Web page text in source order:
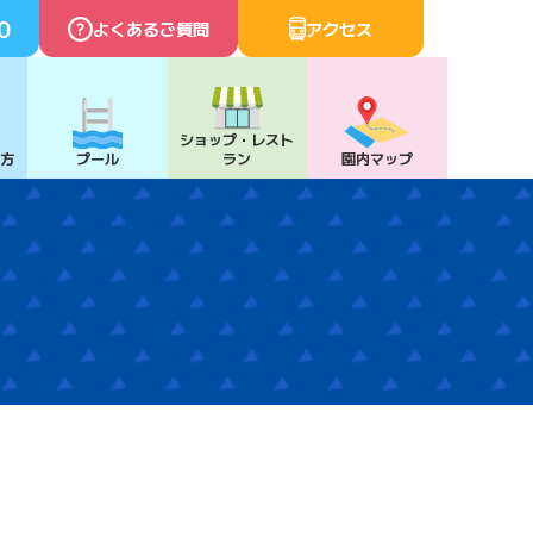
よくあるご質問 アクセス
プール
ショップ・ レスト
ラン
園内マップ